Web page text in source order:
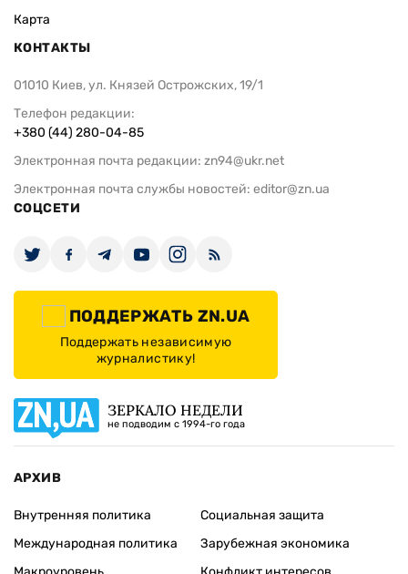
Карта
КОНТАКТЫ
01010 Киев, ул. Князей Острожских, 19/1
Телефон редакции:
+380 (44) 280-04-85
Электронная почта редакции: zn94@ukr.net
Электронная почта службы новостей: editor@zn.ua
СОЦСЕТИ
ПОДДЕРЖАТЬ ZN.UA
Поддержать независимую
журналистику!
ЗЕРКАЛО НЕДЕЛИ
не подводим с 1994-го года
АРХИВ
Внутренняя политика
Международная политика
Социальная защита
Зарубежная экономика